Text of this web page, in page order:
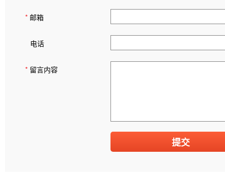
* 邮箱
电话
* 留言内容